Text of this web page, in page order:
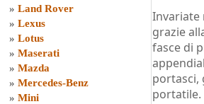
» Land Rover
» Lexus
» Lotus
» Maserati
» Mazda
» Mercedes-Benz
» Mini
Invariate
grazie
fasce di
portasci,
portatile.